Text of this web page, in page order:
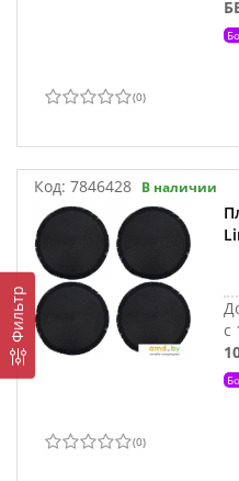
Фильтр
(0)
Код: 7846428 В наличии
с
(0)